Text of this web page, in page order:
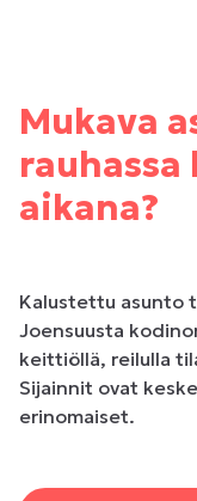
Mukava
aikana?
Kalustettu asunto
Joensuusta
keittiöllä, reilulla
Sijainnit ovat
erinomaiset.